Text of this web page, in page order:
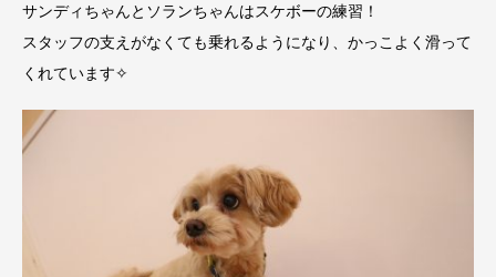
サンディちゃんとソランちゃんはスケボーの練習！
スタッフの支えがなくても乗れるようになり、かっこよく滑って
くれています✧